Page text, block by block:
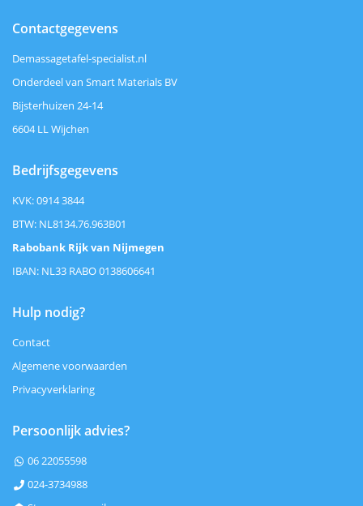
Contactgegevens
Demassagetafel-specialist.nl
Onderdeel van Smart Materials BV
Bijsterhuizen 24-14
6604 LL Wijchen
Bedrijfsgegevens
KVK: 0914 3844
BTW: NL8134.76.963B01
Rabobank Rijk van Nijmegen
IBAN: NL33 RABO 0138606641
Hulp nodig?
Contact
Algemene voorwaarden
Privacyverklaring
Persoonlijk advies?
 06 22055598
 024-3734988